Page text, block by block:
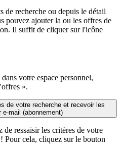
de recherche ou depuis le détail
pouvez ajouter la ou les offres de
Il suffit de cliquer sur l'icône
votre espace personnel,
».
de votre recherche et recevoir les
e-mail (abonnement)
de ressaisir les critères de votre
Pour cela, cliquez sur le bouton